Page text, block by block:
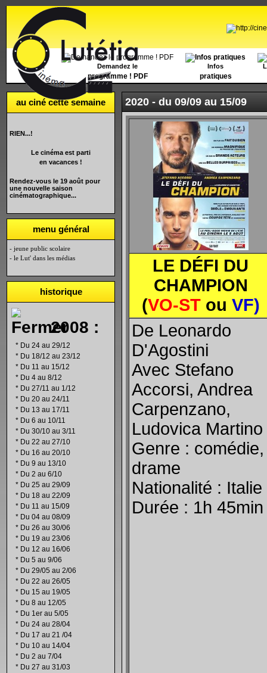
Accueil Demandez le
programme ! PDF
Infos
pratiques
au ciné cette semaine
RIEN...!
Le cinéma est parti
en vacances !
Rendez-vous le 19 août pour
une nouvelle saison
cinématographique...
menu général
- jeune public scolaire
- le Lut' dans les médias
historique
2008 :
* Du 24 au 29/12
* Du 18/12 au 23/12
* Du 11 au 15/12
* Du 4 au 8/12
* Du 27/11 au 1/12
* Du 20 au 24/11
* Du 13 au 17/11
* Du 6 au 10/11
* Du 30/10 au 3/11
* Du 22 au 27/10
* Du 16 au 20/10
* Du 9 au 13/10
* Du 2 au 6/10
* Du 25 au 29/09
* Du 18 au 22/09
* Du 11 au 15/09
* Du 04 au 08/09
* Du 26 au 30/06
* Du 19 au 23/06
* Du 12 au 16/06
* Du 5 au 9/06
* Du 29/05 au 2/06
* Du 22 au 26/05
* Du 15 au 19/05
* Du 8 au 12/05
* Du 1er au 5/05
* Du 24 au 28/04
* Du 17 au 21 /04
* Du 10 au 14/04
* Du 2 au 7/04
* Du 27 au 31/03
2020 - du 09/09 au 15/09
LE DÉFI DU
CHAMPION
(VO-STou VF)
De Leonardo
D'Agostini
Avec Stefano
Accorsi, Andrea
Carpenzano,
Ludovica Martino
Genre : comédie,
drame
Nationalité : Italie
Durée : 1h 45min